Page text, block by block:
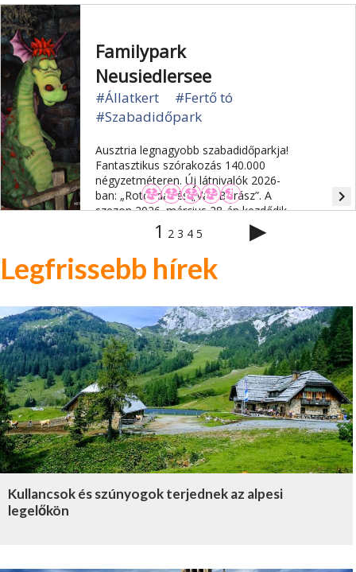
Familypark
Neusiedlersee
#Állatkert
#Fertő tó
#Szabadidőpark
Ausztria legnagyobb szabadidőparkja!
Fantasztikus szórakozás 140.000
négyzetméteren. Új látnivalók 2026-
ban: „Rotonda” és „Vad Borász”. A
szezon 2026. március 28-án kezdődik.
navigate_next
1 2 3 4 5 ▶
Legfrissebb hírek
Kullancsok és szúnyogok terjednek az alpesi
legelőkön